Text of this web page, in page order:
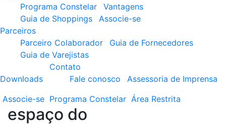
Programa Constelar
Vantagens
Guia de Shoppings
Associe-se
Parceiros
Parceiro Colaborador
Guia de Fornecedores
Guia de Varejistas
Downloads
Contato
Fale conosco
Assessoria de Imprensa
Associe-se Programa Constelar Área Restrita
espaço do